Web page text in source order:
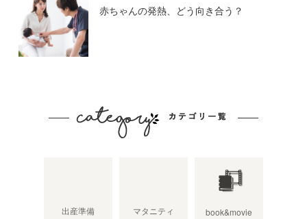
赤ちゃんの発熱、どう向き合う？
出産準備 マタニティ book&movie